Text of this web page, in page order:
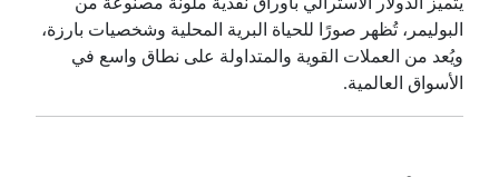
يتميز الدولار الأسترالي بأوراق نقدية ملونة مصنوعة من
البوليمر، تُظهر صورًا للحياة البرية المحلية وشخصيات بارزة،
ويُعد من العملات القوية والمتداولة على نطاق واسع في
الأسواق العالمية.